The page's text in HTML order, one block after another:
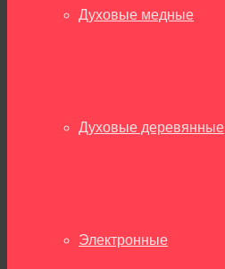
Духовые медные
Духовые деревянные
Электронные